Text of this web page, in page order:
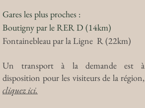
Gares les plus proches :
Boutigny par leRER D (14km)
Fontainebleau par laLigne R(22km)
Un transport à la demande est à
disposition pour les visiteurs de la région,
cliquez ici.